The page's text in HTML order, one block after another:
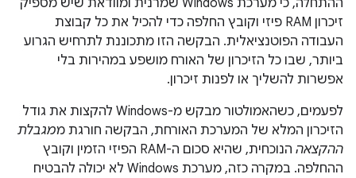
ההתחלה, כי מערכת Windows שמרנית ומוודאת שיש מספיק
זיכרון RAM פיזי וקובץ החלפה כדי להכיל את כל קבוצת
העבודה הפוטנציאלית. הבקשה הזו מתכוננת לתרחיש הגרוע
ביותר, שבו כל הזיכרון של האורח מושפע במהירות בלי
אפשרות להשליך או לפנות זיכרון.
לפעמים, כשהאמולטור מבקש מ-Windows להקצות את גודל
הזיכרון המלא של המערכת האורחת, הבקשה חורגת ממגבלת
ההקצאה
הנוכחית, שהיא סכום ה-RAM הפיזי הזמין וקובץ
ההחלפה. במקרה כזה, מערכת Windows לא יכולה להבטיח